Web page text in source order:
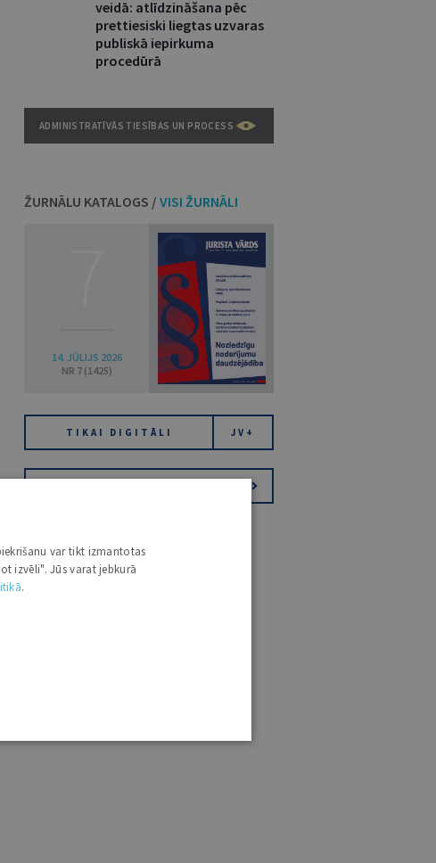
veidā: atlīdzināšana pēc
prettiesiski liegtas uzvaras
publiskā iepirkuma
procedūrā
ADMINISTRATĪVĀS TIESĪBAS UN PROCESS
ŽURNĀLU KATALOGS / VISI ŽURNĀLI
14. JŪLIJS 2026
NR 7 (1425)
TIKAI DIGITĀLI JV+
var tikt izmantotas
izvēli". Jūs varat jebkurā
.